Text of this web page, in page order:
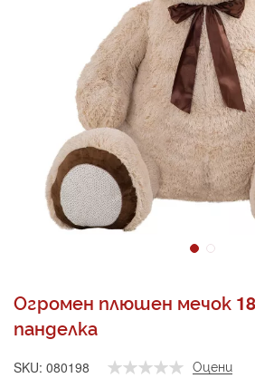
Огромен плюшен мечок
панделка
SKU 080198 Оцени
началото
на
галерия
със
снимки